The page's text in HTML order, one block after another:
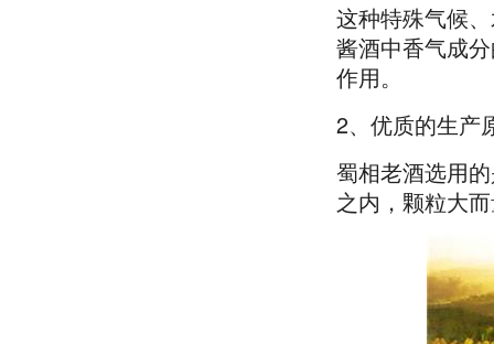
这种特殊气候
酱酒中香气成
作用。
2、优质的生产
蜀相老酒选用
之内，颗粒大